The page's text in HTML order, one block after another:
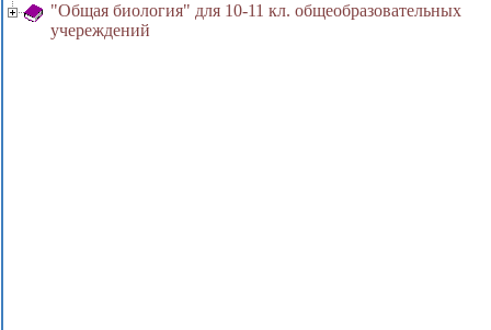
"Общая биология" для 10-11 кл. общеобразовательных
учереждений